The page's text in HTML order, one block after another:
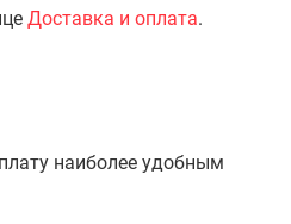
Доставка и оплата.
наиболее удобным